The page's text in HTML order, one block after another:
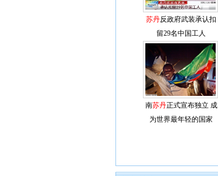
苏丹反政府武装承认扣
留29名中国工人
南苏丹正式宣布独立 成
为世界最年轻的国家